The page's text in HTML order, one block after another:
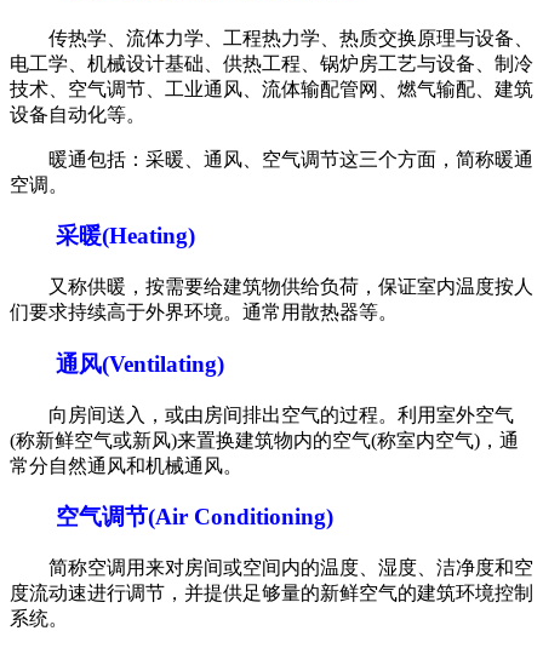
传热学、流体力学、工程热力学、热质交换原理与设备、
电工学、机械设计基础、供热工程、锅炉房工艺与设备、制冷
技术、空气调节、工业通风、流体输配管网、燃气输配、建筑
设备自动化等。
暖通包括：采暖、通风、空气调节这三个方面，简称暖通
空调。
采暖(Heating)
又称供暖，按需要给建筑物供给负荷，保证室内温度按人
们要求持续高于外界环境。通常用散热器等。
通风(Ventilating)
向房间送入，或由房间排出空气的过程。利用室外空气
(称新鲜空气或新风)来置换建筑物内的空气(称室内空气)，通
常分自然通风和机械通风。
空气调节(Air Conditioning)
简称空调用来对房间或空间内的温度、湿度、洁净度和空
度流动速进行调节，并提供足够量的新鲜空气的建筑环境控制
系统。